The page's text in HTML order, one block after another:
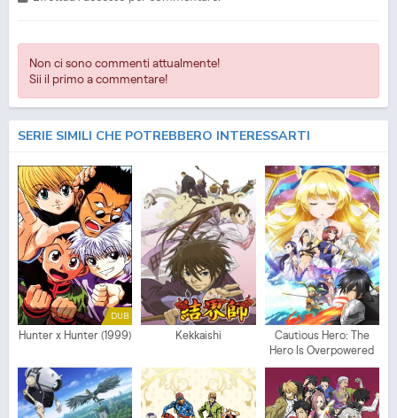
Non ci sono commenti attualmente!
Sii il primo a commentare!
SERIE SIMILI CHE POTREBBERO INTERESSARTI
DUB
Hunter x Hunter (1999) Kekkaishi
Cautious Hero: The
Hero Is Overpowered
but Overly Cautious